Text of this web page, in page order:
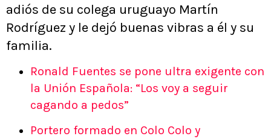
adiós de su colega uruguayo Martín
Rodríguez y le dejó buenas vibras a él y su
familia.
Ronald Fuentes se pone ultra exigente con
la Unión Española: “Los voy a seguir
cagando a pedos”
Portero formado en Colo Colo y